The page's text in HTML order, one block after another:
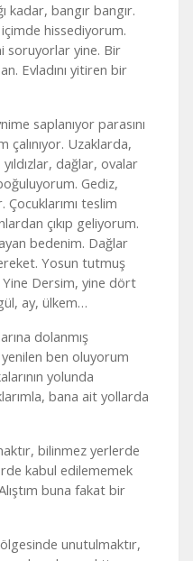
kadar, bangır bangır.
hissediyorum.
soruyorlar yine. Bir
Evladını yitiren bir
saplanıyor parasını
çalınıyor. Uzaklarda,
dağlar, ovalar
Gediz,
Çocuklarımı teslim
çıkıp geliyorum.
bedenim. Dağlar
Yosun tutmuş
Dersim, yine dört
ay, ülkem…
dolanmış
yenilen ben oluyorum
yolunda
bana ait yollarda
bilinmez yerlerde
kabul edilememek
buna fakat bir
unutulmaktır,